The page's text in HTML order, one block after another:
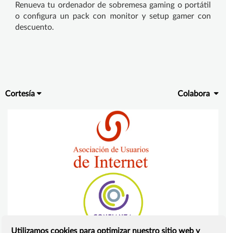
Renueva tu ordenador de sobremesa gaming o portátil
o configura un pack con monitor y setup gamer con
descuento.
Cortesía Colabora
Utilizamos cookies para optimizar nuestro sitio web y